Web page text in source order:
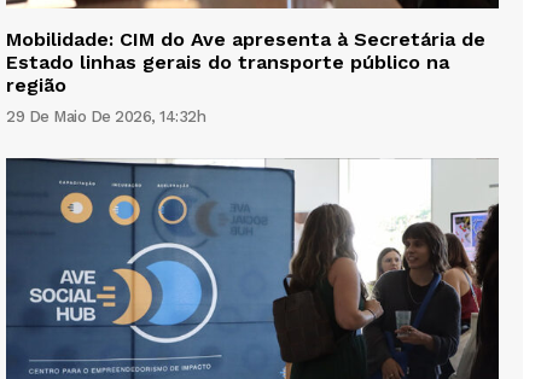
Mobilidade: CIM do Ave apresenta à Secretária de
Estado linhas gerais do transporte público na
região
29 De Maio De 2026, 14:32h